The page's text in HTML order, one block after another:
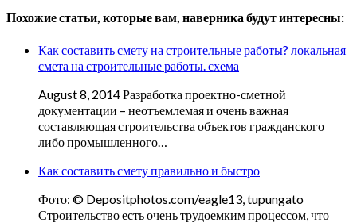
Похожие статьи, которые вам, наверника будут интересны:
Как составить смету на строительные работы? локальная
смета на строительные работы. схема
August 8, 2014 Разработка проектно-сметной
документации – неотъемлемая и очень важная
составляющая строительства объектов гражданского
либо промышленного…
Как составить смету правильно и быстро
Фото: © Depositphotos.com/eagle13, tupungato
Строительство есть очень трудоемким процессом, что